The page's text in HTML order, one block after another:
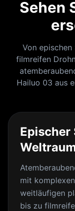
Sehen
Von
filmreifen
Hailuo 03 aus
Epischer
mit
weitläufigen
bis zu